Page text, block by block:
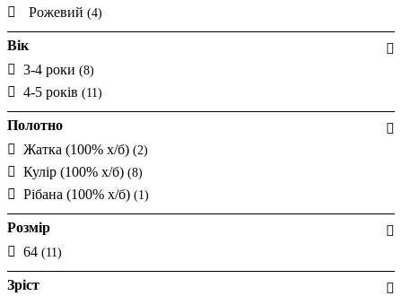
Рожевий (4)
Вік
3-4 роки (8)
4-5 років (11)
Полотно
Жатка (100% х/б) (2)
Кулір (100% х/б) (8)
Рібана (100% х/б) (1)
Розмір
64 (11)
Зріст